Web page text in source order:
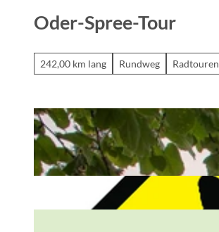
Oder-Spree-Tour
242,00 km lang Rundweg Radtouren